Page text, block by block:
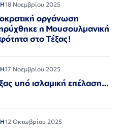
18 Νοεμβρίου 2025
οργάνωση
η Μουσουλμανική
στο Τέξας!
17 Νοεμβρίου 2025
υπό ισλαμική επέλαση…
12 Οκτωβρίου 2025